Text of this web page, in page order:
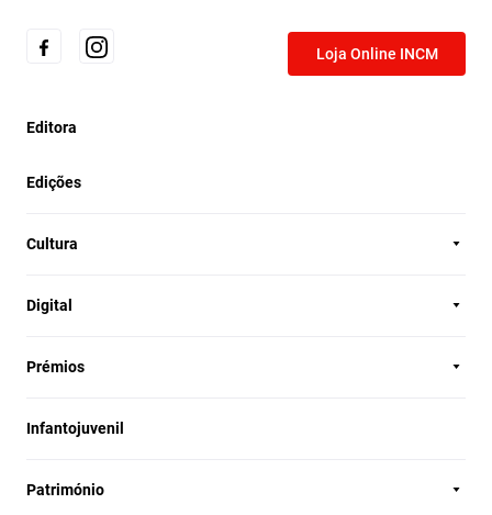
Loja Online INCM
Editora
Edições
Cultura
Digital
Prémios
Infantojuvenil
Património